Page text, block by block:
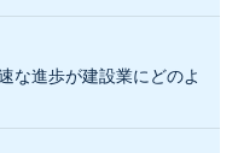
な進歩が建設業にどのよ